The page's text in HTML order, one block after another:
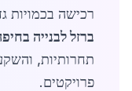
רכישה בכמויות
ברזל לבנייה
תחרותיות,
פרויקטים.